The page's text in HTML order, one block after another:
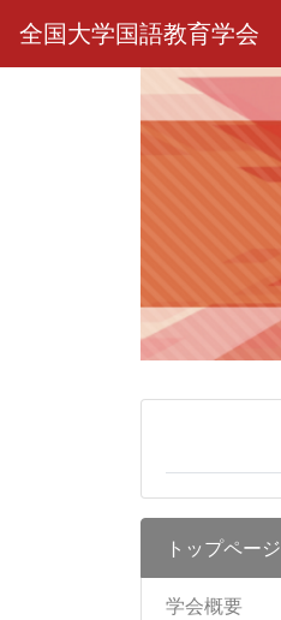
全国大学国語教育学会
トップページ
学会概要